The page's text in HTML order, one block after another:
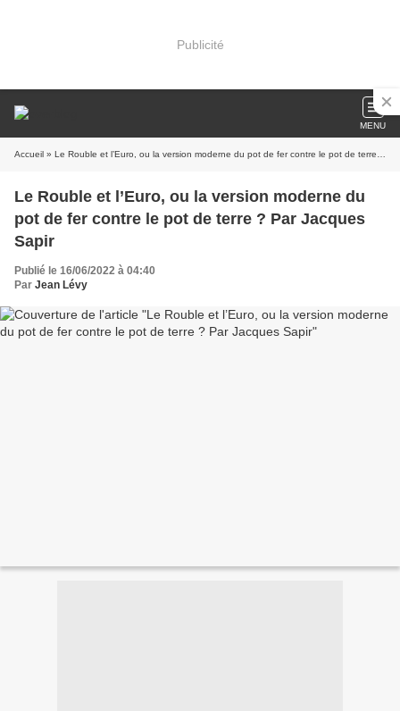
Publicité
MENU
Accueil » Le Rouble et l’Euro, ou la version moderne du pot de fer contre le pot de terre ? Par Jacques Sapir
Le Rouble et l’Euro, ou la version moderne du
pot de fer contre le pot de terre ? Par Jacques
Sapir
Publié le 16/06/2022 à 04:40
Par Jean Lévy